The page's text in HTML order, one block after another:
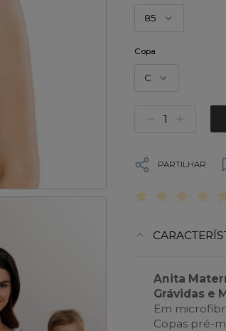
85
Copa
C
PARTILHAR
Anita
Grávidas e
Em
Copas pré-